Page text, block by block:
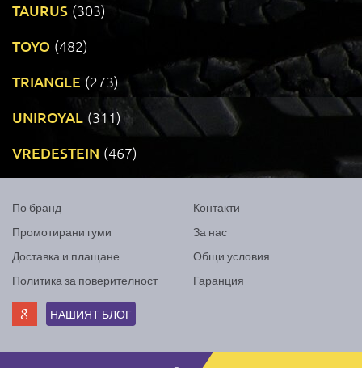
TAURUS (303)
TOYO (482)
TRIANGLE (273)
UNIROYAL (311)
VREDESTEIN (467)
По бранд
Промотирани гуми
Доставка и плащане
Политика за поверителност
Контакти
За нас
Общи условия
Гаранция
НАШИЯТ БЛОГ